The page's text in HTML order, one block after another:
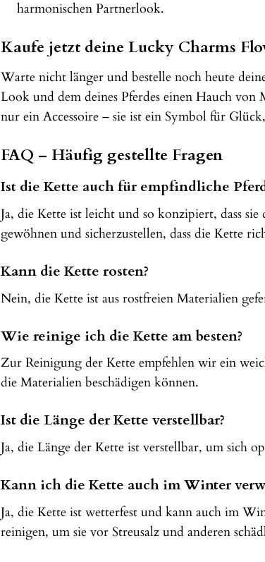
harmonischen Partnerlook.
Kaufe jetzt deine Lucky Charms
Warte nicht länger und bestelle noch heute
Look und dem deines Pferdes einen Hauch
nur ein Accessoire – sie ist ein Symbol für
FAQ – Häufig gestellte Fragen
Ist die Kette auch für empfindliche
Ja, die Kette ist leicht und so konzipiert, dass
gewöhnen und sicherzustellen, dass die Kette
Kann die Kette rosten?
Nein, die Kette ist aus rostfreien Materialien
Wie reinige ich die Kette am besten?
Zur Reinigung der Kette empfehlen wir ein
die Materialien beschädigen können.
Ist die Länge der Kette verstellbar?
Ja, die Länge der Kette ist verstellbar, um sich
Kann ich die Kette auch im Winter
Ja, die Kette ist wetterfest und kann auch im
reinigen, um sie vor Streusalz und anderen